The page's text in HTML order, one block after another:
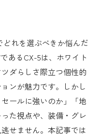
れを選ぶべきか悩んだ
あるCX-5は、ホワイト
ダらしさ際立つ個性的
ンが魅力です。しかし
ールに強いのか」「地
た視点や、装備・グレ
せません。本記事では